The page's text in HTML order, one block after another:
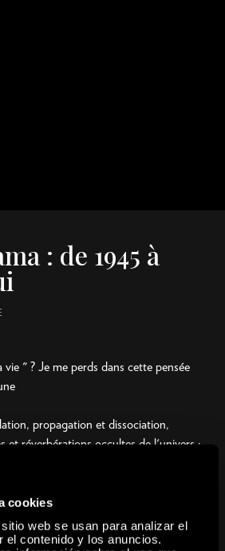
cookies
web se usan para analizar el
el contenido y los anuncios.
: de 1945 à
" ? Je me perds dans cette pensée
propagation et dissociation,
et réverbérations occultes de l'univers :
Yayoi Kusama (Matsumoto,
à part, admirée par les
trajectoire très pionnière, qui a embrassé